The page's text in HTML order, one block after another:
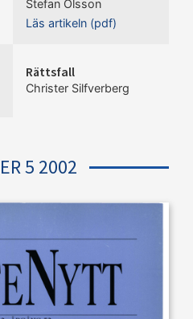
Stefan Olsson
Läs artikeln (pdf)
Rättsfall
Christer Silfverberg
5 2002